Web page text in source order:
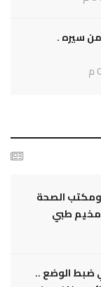
سيره .
ومكتب الصحة
مخيم طبي
الوضع ..